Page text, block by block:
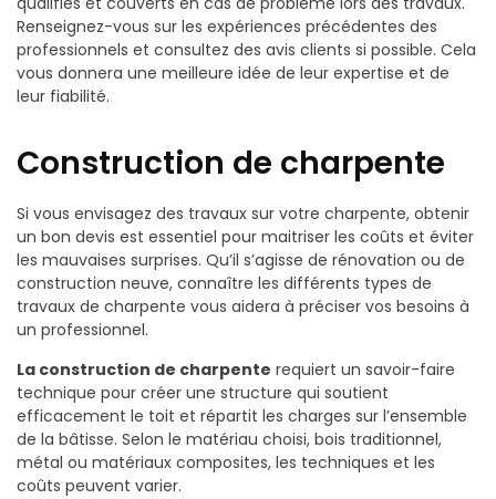
Renseignez-vous sur les expériences précédentes des
professionnels et consultez des avis clients si possible. Cela
vous donnera une meilleure idée de leur expertise et de
leur fiabilité.
Construction de charpente
Si vous envisagez des travaux sur votre charpente, obtenir
un bon devis est essentiel pour maitriser les coûts et éviter
les mauvaises surprises. Qu’il s’agisse de rénovation ou de
construction neuve, connaître les différents types de
travaux de charpente vous aidera à préciser vos besoins à
un professionnel.
La construction de charpente requiert un savoir-faire
technique pour créer une structure qui soutient
efficacement le toit et répartit les charges sur l’ensemble
de la bâtisse. Selon le matériau choisi, bois traditionnel,
métal ou matériaux composites, les techniques et les
coûts peuvent varier.